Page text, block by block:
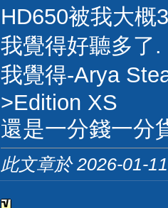
HD650被我大概
我覺得好聽多了.
我覺得-Arya
>Edition XS
還是一分錢一分
此文章於 2026-01-